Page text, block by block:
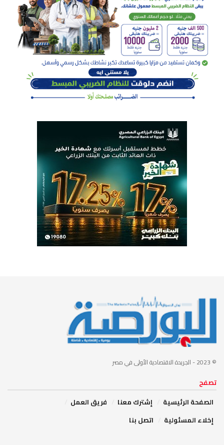
© 2023 - الجريدة الاقتصادية الأولى في مصر
تصفح
الصفحة الرئيسية
إشترك معنا
فريق العمل
إخلاء المسئولية
اتصل بنا